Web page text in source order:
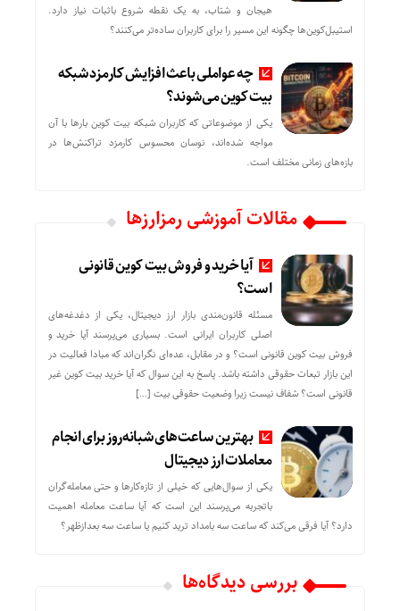
هیجان و شتاب، به یک نقطه شروع باثبات نیاز دارد.
استیبل‌کوین‌ها چگونه این مسیر را برای کاربران ساده‌تر می‌کنند؟
چه عواملی باعث افزایش کارمزد شبکه
بیت کوین می‌شوند؟
یکی از موضوعاتی که کاربران شبکه بیت کوین بارها با آن
مواجه شده‌اند، نوسان محسوس کارمزد تراکنش‌ها در
بازه‌های زمانی مختلف است.
مقالات آموزشی رمزارزها
آیا خرید و فروش بیت کوین قانونی
است؟
مسئله قانون‌مندی بازار ارز دیجیتال، یکی از دغدغه‌های
اصلی کاربران ایرانی است. بسیاری می‌پرسند آیا خرید و
فروش بیت کوین قانونی است؟ و در مقابل، عده‌ای نگران‌اند که مبادا فعالیت در
این بازار تبعات حقوقی داشته باشد. پاسخ به این سوال که آیا خرید بیت کوین غیر
قانونی است؟ شفاف نیست زیرا وضعیت حقوقی بیت‌ […]
بهترین ساعت‌های شبانه‌روز برای انجام
معاملات ارز دیجیتال
یکی از سوال‌هایی که خیلی از تازه‌کارها و حتی معامله‌گران
باتجربه می‌پرسند این است که آیا ساعت معامله اهمیت
دارد؟ آیا فرقی می‌کند که ساعت سه بامداد ترید کنیم یا ساعت سه بعدازظهر؟
بررسی دیدگاه‌ها